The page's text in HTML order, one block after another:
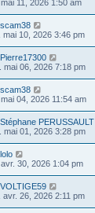
11, 2026 1:50 am
scam38
mai 10, 2026 3:46 pm
Pierre17300
mai 06, 2026 7:18 pm
scam38
04, 2026 11:54 am
Stéphane PERUSSAULT
mai 01, 2026 3:28 pm
lolo
30, 2026 1:04 pm
VOLTIGE59
avr. 26, 2026 2:11 pm